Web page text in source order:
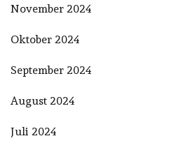
November 2024
Oktober 2024
September 2024
August 2024
Juli 2024